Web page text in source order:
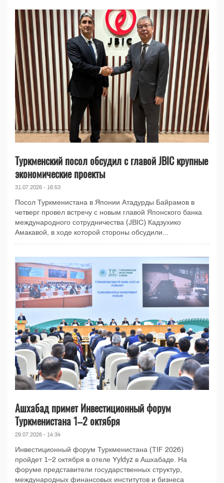
Туркменский посол обсудил с главой JBIC крупные
экономические проекты
31.07.2026 - 16:53
Посол Туркменистана в Японии Атадурды Байрамов в
четверг провел встречу с новым главой Японского банка
международного сотрудничества (JBIC) Кадзухико
Амакавой, в ходе которой стороны обсудили...
Ашхабад примет Инвестиционный форум
Туркменистана 1–2 октября
29.07.2026 - 14:34
Инвестиционный форум Туркменистана (TIF 2026)
пройдет 1–2 октября в отеле Yyldyz в Ашхабаде. На
форуме представители государственных структур,
международных финансовых институтов и бизнеса